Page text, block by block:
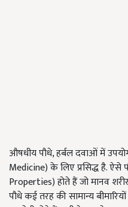
औषधीय पौधे, हर्बल दवाओं में
Medicine) के लिए प्रसिद्ध है.
Properties) होते हैं जो मानव
पौधे कई तरह की सामान्य